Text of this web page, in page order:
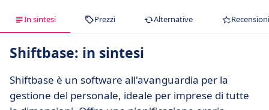
In sintesi Prezzi Alternative Recensioni
Shiftbase: in sintesi
Shiftbase è un software all'avanguardia per la
gestione del personale, ideale per imprese di tutte